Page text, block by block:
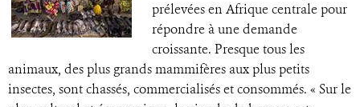
prélevées en Afrique centrale pour
répondre à une demande
croissante. Presque tous les
animaux, des plus grands mammifères aux plus petits
insectes, sont chassés, commercialisés et consommés. « Sur le